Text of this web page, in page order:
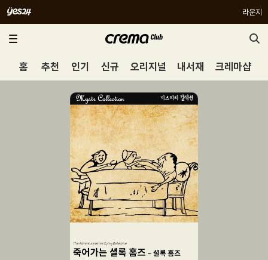
라운지
홈 추천 인기 신규 오리지널 내서재 크레마샵